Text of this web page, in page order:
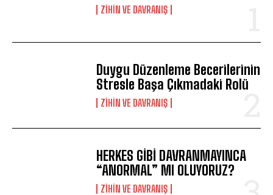
⁠ZIHIN VE DAVRANIŞ
Duygu Düzenleme Becerilerinin
Stresle Başa Çıkmadaki Rolü
⁠ZIHIN VE DAVRANIŞ
HERKES GİBİ DAVRANMAYINCA
“ANORMAL” MI OLUYORUZ?
⁠ZIHIN VE DAVRANIŞ